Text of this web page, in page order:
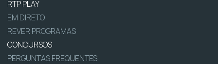
RTP PLAY
EM DIRETO
REVER PROGRAMAS
CONCURSOS
PERGUNTAS FREQUENTES